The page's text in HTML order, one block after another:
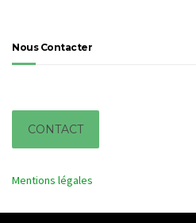
Nous Contacter
CONTACT
Mentions légales